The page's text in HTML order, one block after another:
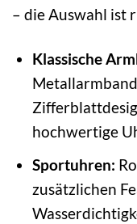
– die Auswahl ist
Klassische
hochwertige
Sportuhren:
zusätzlichen